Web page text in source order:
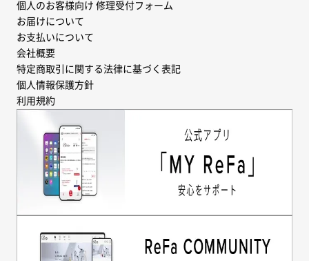
個人のお客様向け 修理受付フォーム
お届けについて
お支払いについて
会社概要
特定商取引に関する法律に基づく表記
個人情報保護方針
利用規約